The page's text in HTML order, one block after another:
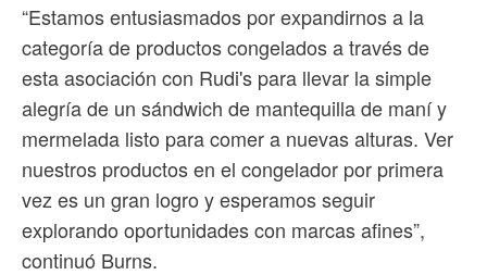
“Estamos entusiasmados por expandirnos a la
categoría de productos congelados a través de
esta asociación con Rudi's para llevar la simple
alegría de un sándwich de mantequilla de maní y
mermelada listo para comer a nuevas alturas. Ver
nuestros productos en el congelador por primera
vez es un gran logro y esperamos seguir
explorando oportunidades con marcas afines”,
continuó Burns.